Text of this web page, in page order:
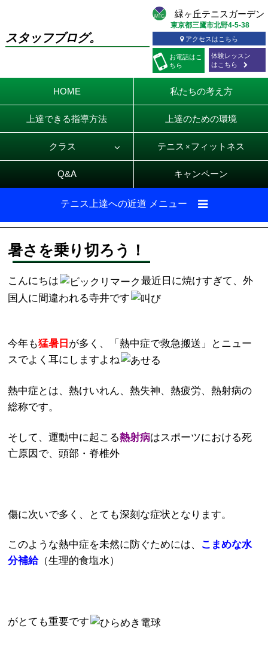
スタッフブログ。
お電話はこ
ちら
東京都三鷹市北野4-5-38
アクセスはこちら
体験レッスン
はこちら
HOME 私たちの考え方
上達できる指導方法 上達のための環境
クラス テニス × フィットネス
Q&A キャンペーン
テニス上達への近道 メニュー
暑さを乗り切ろう！
こんにちは
最近日に焼けすぎて、外
国人に間違われる寺井です
今年も猛暑日 が多く、「熱中症で救急搬送」とニュー
スでよく耳にしますよね
熱中症とは、熱けいれん、熱失神、熱疲労、熱射病の
総称です。
そして、運動中に起こる熱射病はスポーツにおける死
亡原因で、頭部・脊椎外
傷に次いで多く、とても深刻な症状となります。
このような熱中症を未然に防ぐためには、 こまめな水
分補給（生理的食塩水）
がとても重要です